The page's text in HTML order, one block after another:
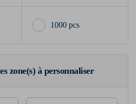
1000 pcs
zone(s) à personnaliser